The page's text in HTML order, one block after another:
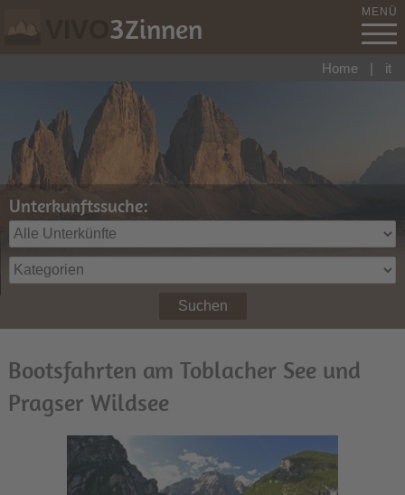
3Zinnen MENÜ
Unterkunftssuche:
Suchen
Home | it
Bootsfahrten am Toblacher See und
Pragser Wildsee